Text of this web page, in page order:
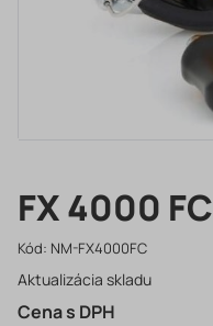
FX 4000 FC
Kód: NM-FX4000FC
Aktualizácia skladu
Cena s DPH